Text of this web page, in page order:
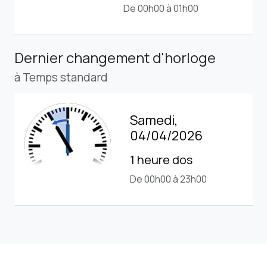
De 00h00 à 01h00
Dernier changement d'horloge
à Temps standard
Samedi,
04/04/2026
1 heure dos
De 00h00 à 23h00